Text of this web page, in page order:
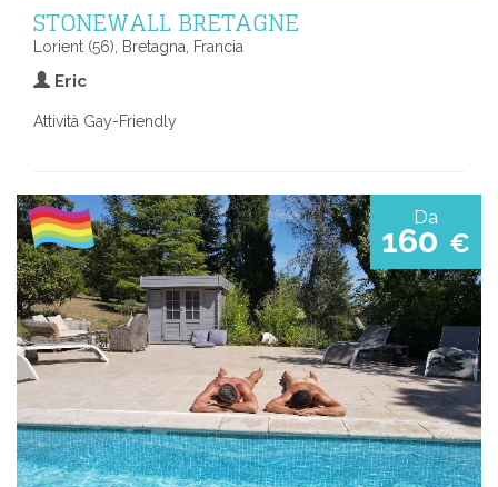
STONEWALL BRETAGNE
Lorient (56), Bretagna, Francia
Eric
Attività Gay-Friendly
Da
160 €